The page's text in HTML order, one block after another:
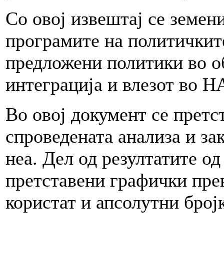
Со овој извештај се
програмите на
предложени политики во
интеграција и влезот во
Во овој документ се
спроведената анализа и
неа. Дел од резултатите
претставени графички
користат и апсолутни